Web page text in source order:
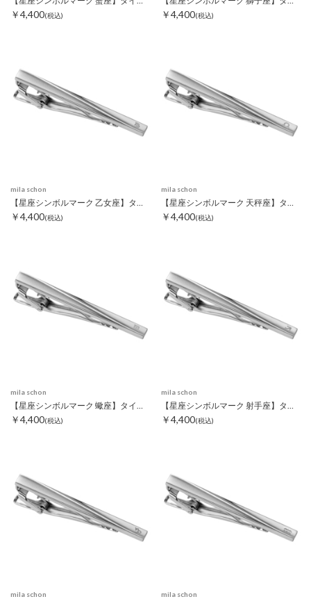
￥4,400(税込) ￥4,400(税込)
mila schon
【星座シンボルマーク 乙女座】タイピン
￥4,400(税込)
mila schon
【星座シンボルマーク 天秤座】タイピン
￥4,400(税込)
mila schon
￥4,400(税込)
mila schon
￥4,400(税込)
mila schon mila schon